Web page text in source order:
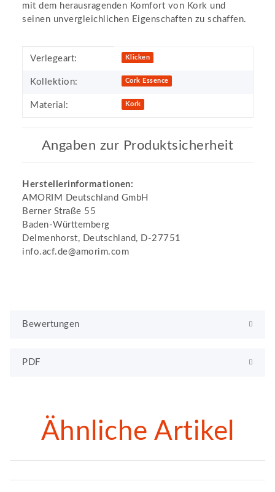
mit dem herausragenden Komfort von Kork und
seinen unvergleichlichen Eigenschaften zu schaffen.
Produkteigenschaft
Wert
Verlegeart: Klicken
Kollektion: Cork Essence
Material: Kork
Angaben zur Produktsicherheit
Herstellerinformationen:
AMORIM Deutschland GmbH
Berner Straße 55
Baden-Württemberg
Delmenhorst, Deutschland, D-27751
info.acf.de@amorim.com
Bewertungen
PDF
Ähnliche Artikel